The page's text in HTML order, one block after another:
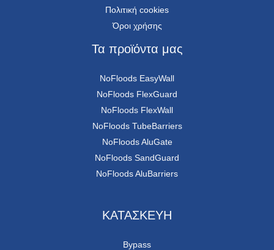
Πολιτική cookies
Όροι χρήσης
Τα προϊόντα μας
NoFloods EasyWall
NoFloods FlexGuard
NoFloods FlexWall
NoFloods TubeBarriers
NoFloods AluGate
NoFloods SandGuard
NoFloods AluBarriers
ΚΑΤΑΣΚΕΥΗ
Bypass